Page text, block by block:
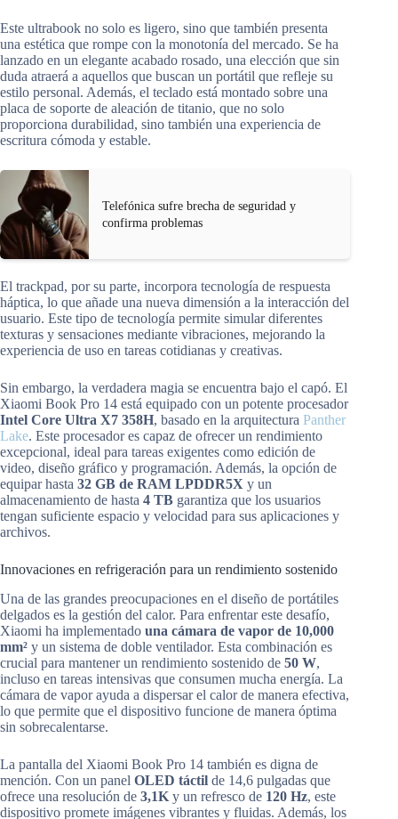
Este ultrabook no solo es ligero, sino que también presenta
una estética que rompe con la monotonía del mercado. Se ha
lanzado en un elegante acabado rosado, una elección que sin
duda atraerá a aquellos que buscan un portátil que refleje su
estilo personal. Además, el teclado está montado sobre una
placa de soporte de aleación de titanio, que no solo
proporciona durabilidad, sino también una experiencia de
escritura cómoda y estable.
Telefónica sufre brecha de seguridad y
confirma problemas
El trackpad, por su parte, incorpora tecnología de respuesta
háptica, lo que añade una nueva dimensión a la interacción del
usuario. Este tipo de tecnología permite simular diferentes
texturas y sensaciones mediante vibraciones, mejorando la
experiencia de uso en tareas cotidianas y creativas.
Sin embargo, la verdadera magia se encuentra bajo el capó. El
Xiaomi Book Pro 14 está equipado con un potente procesador
Intel Core Ultra X7 358H, basado en la arquitectura Panther
Lake. Este procesador es capaz de ofrecer un rendimiento
excepcional, ideal para tareas exigentes como edición de
video, diseño gráfico y programación. Además, la opción de
equipar hasta 32 GB de RAM LPDDR5X y un
almacenamiento de hasta 4 TB garantiza que los usuarios
tengan suficiente espacio y velocidad para sus aplicaciones y
archivos.
Innovaciones en refrigeración para un rendimiento sostenido
Una de las grandes preocupaciones en el diseño de portátiles
delgados es la gestión del calor. Para enfrentar este desafío,
Xiaomi ha implementado una cámara de vapor de 10,000
mm² y un sistema de doble ventilador. Esta combinación es
crucial para mantener un rendimiento sostenido de 50 W,
incluso en tareas intensivas que consumen mucha energía. La
cámara de vapor ayuda a dispersar el calor de manera efectiva,
lo que permite que el dispositivo funcione de manera óptima
sin sobrecalentarse.
La pantalla del Xiaomi Book Pro 14 también es digna de
mención. Con un panel OLED táctil de 14,6 pulgadas que
ofrece una resolución de 3,1K y un refresco de 120 Hz, este
dispositivo promete imágenes vibrantes y fluidas. Además, los